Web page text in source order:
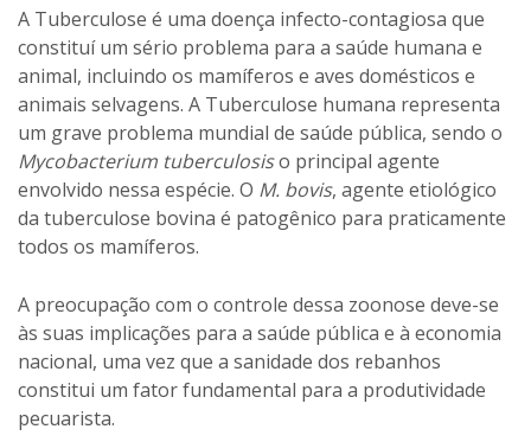
A Tuberculose é uma doença infecto-contagiosa que
constituí um sério problema para a saúde humana e
animal, incluindo os mamíferos e aves domésticos e
animais selvagens. A Tuberculose humana representa
um grave problema mundial de saúde pública, sendo o
Mycobacterium tuberculosiso principal agente
envolvido nessa espécie. O M. bovis, agente etiológico
da tuberculose bovina é patogênico para praticamente
todos os mamíferos.
A preocupação com o controle dessa zoonose deve-se
às suas implicações para a saúde pública e à economia
nacional, uma vez que a sanidade dos rebanhos
constitui um fator fundamental para a produtividade
pecuarista.